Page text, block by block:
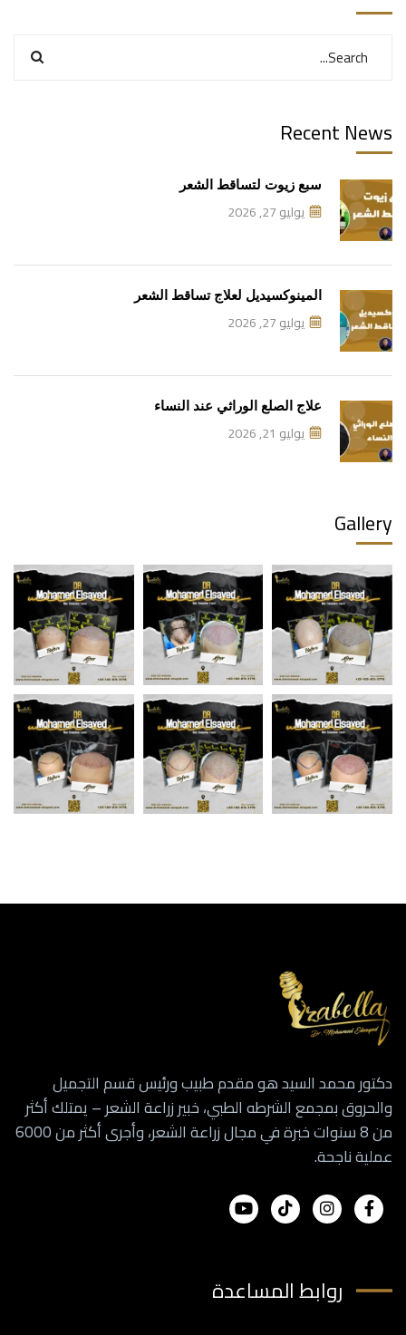
Recent News
سبع زيوت لتساقط الشعر
يوليو 27, 2026
المينوكسيديل لعلاج تساقط الشعر
يوليو 27, 2026
علاج الصلع الوراثي عند النساء
يوليو 21, 2026
Gallery
دكتور محمد السيد هو مقدم طبيب ورئيس قسم التجميل
والحروق بمجمع الشرطه الطبي، خبير زراعة الشعر – يمتلك أكثر
من 8 سنوات خبرة في مجال زراعة الشعر، وأجرى أكثر من 6000
عملية ناجحة.
روابط المساعدة